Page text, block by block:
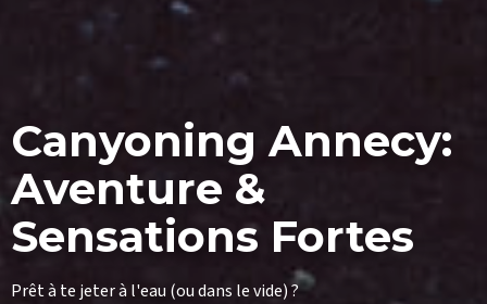
Canyoning Annecy:
Aventure &
Sensations Fortes
Prêt à te jeter à l'eau (ou dans le vide) ?